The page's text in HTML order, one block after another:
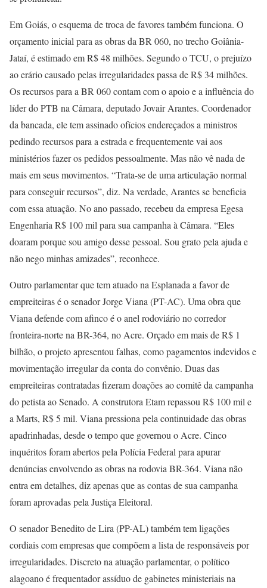
Em Goiás, o esquema de troca de favores também funciona. O
orçamento inicial para as obras da BR 060, no trecho Goiânia-
Jataí, é estimado em R$ 48 milhões. Segundo o TCU, o prejuízo
ao erário causado pelas irregularidades passa de R$ 34 milhões.
Os recursos para a BR 060 contam com o apoio e a influência do
líder do PTB na Câmara, deputado Jovair Arantes. Coordenador
da bancada, ele tem assinado ofícios endereçados a ministros
pedindo recursos para a estrada e frequentemente vai aos
ministérios fazer os pedidos pessoalmente. Mas não vê nada de
mais em seus movimentos. “Trata-se de uma articulação normal
para conseguir recursos”, diz. Na verdade, Arantes se beneficia
com essa atuação. No ano passado, recebeu da empresa Egesa
Engenharia R$ 100 mil para sua campanha à Câmara. “Eles
doaram porque sou amigo desse pessoal. Sou grato pela ajuda e
não nego minhas amizades”, reconhece.
Outro parlamentar que tem atuado na Esplanada a favor de
empreiteiras é o senador Jorge Viana (PT-AC). Uma obra que
Viana defende com afinco é o anel rodoviário no corredor
fronteira-norte na BR-364, no Acre. Orçado em mais de R$ 1
bilhão, o projeto apresentou falhas, como pagamentos indevidos e
movimentação irregular da conta do convênio. Duas das
empreiteiras contratadas fizeram doações ao comitê da campanha
do petista ao Senado. A construtora Etam repassou R$ 100 mil e
a Marts, R$ 5 mil. Viana pressiona pela continuidade das obras
apadrinhadas, desde o tempo que governou o Acre. Cinco
inquéritos foram abertos pela Polícia Federal para apurar
denúncias envolvendo as obras na rodovia BR-364. Viana não
entra em detalhes, diz apenas que as contas de sua campanha
foram aprovadas pela Justiça Eleitoral.
O senador Benedito de Lira (PP-AL) também tem ligações
cordiais com empresas que compõem a lista de responsáveis por
irregularidades. Discreto na atuação parlamentar, o político
alagoano é frequentador assíduo de gabinetes ministeriais na